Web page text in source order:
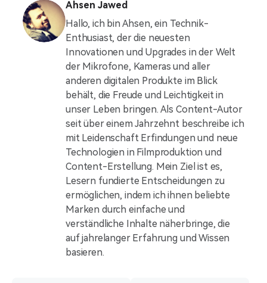
Ahsen Jawed
Hallo, ich bin Ahsen, ein Technik-
Enthusiast, der die neuesten
Innovationen und Upgrades in der Welt
der Mikrofone, Kameras und aller
anderen digitalen Produkte im Blick
behält, die Freude und Leichtigkeit in
unser Leben bringen. Als Content-Autor
seit über einem Jahrzehnt beschreibe ich
mit Leidenschaft Erfindungen und neue
Technologien in Filmproduktion und
Content-Erstellung. Mein Ziel ist es,
Lesern fundierte Entscheidungen zu
ermöglichen, indem ich ihnen beliebte
Marken durch einfache und
verständliche Inhalte näherbringe, die
auf jahrelanger Erfahrung und Wissen
basieren.